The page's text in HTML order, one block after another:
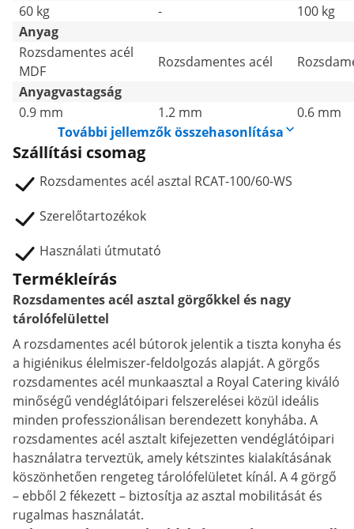
60 kg
-
100 kg
Anyag
Rozsdamentes acél
MDF
Rozsdamentes acél
Anyagvastagság
0.9 mm
1.2 mm
0.6 mm
További jellemzők összehasonlítása
Szállítási csomag
Rozsdamentes acél asztal RCAT-100/60-WS
Szerelőtartozékok
Használati útmutató
Termékleírás
Rozsdamentes acél asztal görgőkkel és nagy
tárolófelülettel
A rozsdamentes acél bútorok jelentik a tiszta konyha és
a higiénikus élelmiszer-feldolgozás alapját. A görgős
rozsdamentes acél munkaasztal a Royal Catering kiváló
minőségű vendéglátóipari felszerelései közül ideális
minden professzionálisan berendezett konyhába. A
rozsdamentes acél asztalt kifejezetten vendéglátóipari
használatra terveztük, amely kétszintes kialakításának
köszönhetően rengeteg tárolófelületet kínál. A 4 görgő
– ebből 2 fékezett – biztosítja az asztal mobilitását és
rugalmas használatát.